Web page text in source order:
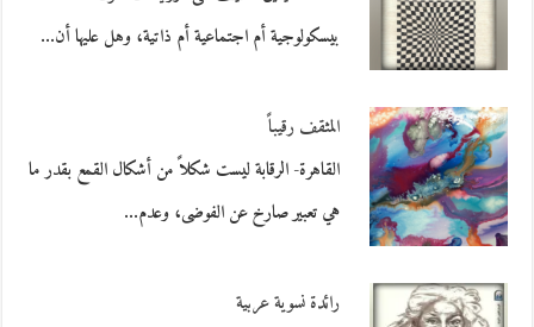
بيسكولوجية أم اجتماعية أم ذاتية، وهل عليها أن…
المثقف رقيباً
القاهرة- الرقابة ليست شكلاً من أشكال القمع بقدر ما
هي تعبير صارخ عن الفوضى، وعدم…
رائدة نسوية عربية